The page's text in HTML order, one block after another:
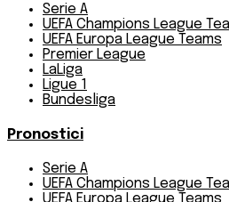
Serie A
UEFA Champions League
UEFA Europa League Teams
Premier League
LaLiga
Ligue 1
Bundesliga
Pronostici
Serie A
UEFA Champions League
UEFA Europa League Teams